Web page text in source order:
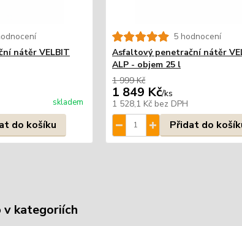
nátěr VELBIT
skladem
do košíku
5 hodnocení
Asfaltový penetrační nátěr
ALP - objem 25 l
1 999 Kč
1 849 Kč/ks
1 528,1 Kč bez DPH
Přidat do
v kategoriích